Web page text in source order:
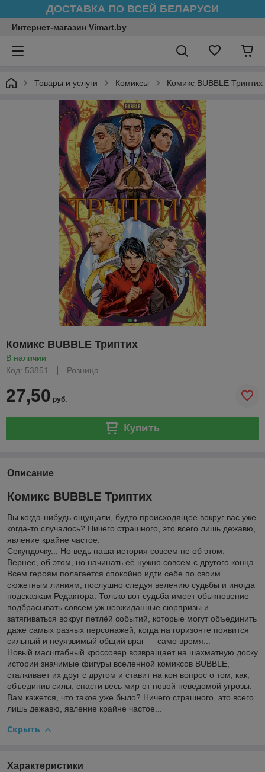
ДОСТАВКА ПО ВСЕЙ БЕЛАРУСИ
Интернет-магазин Vimart.by
Товары и услуги Комиксы Комикс BUBBLE Триптих
Комикс BUBBLE Триптих
В наличии
Код: 53851
Розница
27,50 руб.
Купить
Описание
Комикс BUBBLE Триптих
Вы когда-нибудь ощущали, будто происходящее вокруг вас уже
когда-то случалось? Ничего страшного, это всего лишь дежавю,
явление крайне частое.
Секундочку... Но ведь наша история совсем не об этом.
Вернее, об этом, но начинать её нужно совсем с другого конца.
Всем героям полагается спокойно идти себе по своим
сюжетным линиям, послушно следуя велению судьбы и иногда
подсказкам Редактора. Только вот судьба имеет обыкновение
подбрасывать совсем уж неожиданные сюрпризы и
затягиваться вокруг петлёй событий, которые могут объединить
даже самых разных персонажей, когда на горизонте появится
сильный и неуязвимый общий враг — само время...
Новый масштабный кроссовер возвращает на шахматную доску
истории значимые фигуры вселенной комиксов BUBBLE,
сталкивает их друг с другом и ставит на кон вопрос о том, как,
объединив силы, спасти весь мир от новой неведомой угрозы.
Вам кажется, что такое уже было? Ничего страшного, это всего
лишь дежавю, явление крайне частое...
Скрыть
Характеристики